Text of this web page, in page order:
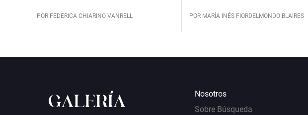
POR FEDERICA CHIARINO VANRELL POR MARÍA INÉS FIORDELMONDO BLAIRES
Nosotros
Sobre Búsqueda